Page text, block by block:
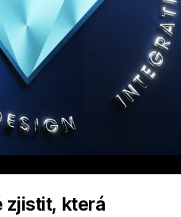
zjistit, která